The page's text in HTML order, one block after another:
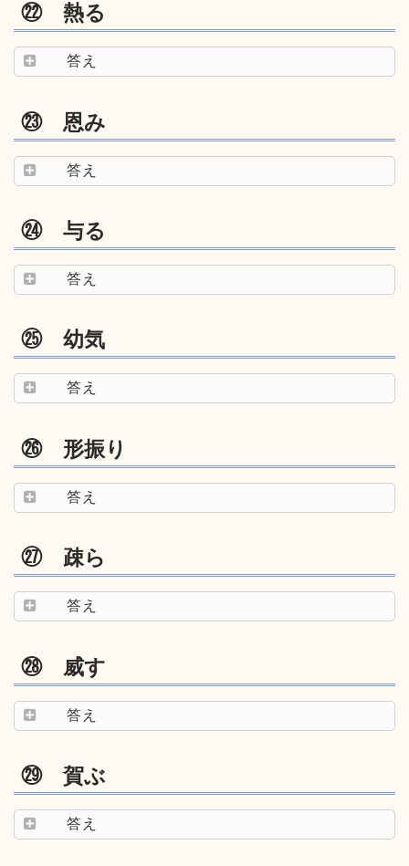
㉒ 熱る
答え
㉓ 恩み
答え
㉔ 与る
答え
㉕ 幼気
答え
㉖ 形振り
答え
㉗ 疎ら
答え
㉘ 威す
答え
㉙ 賀ぶ
答え